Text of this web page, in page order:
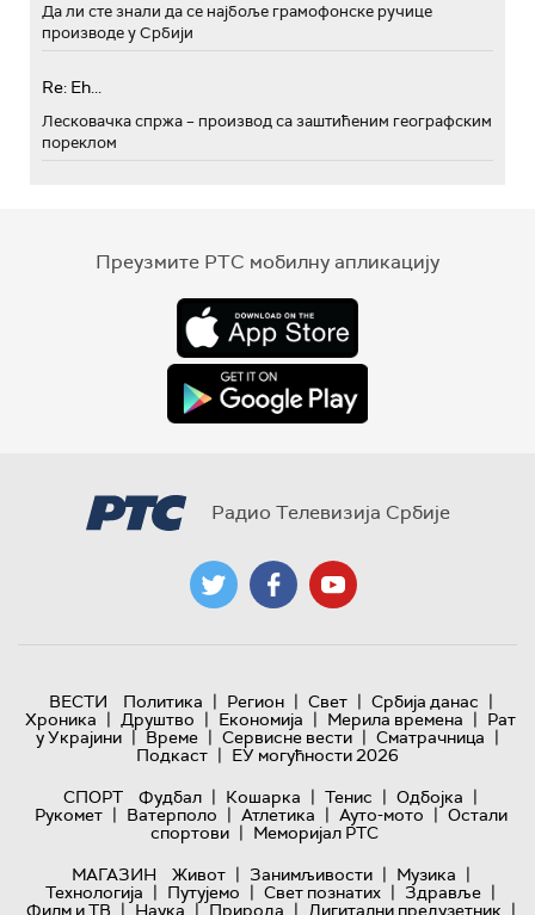
Да ли сте знали да се најбоље грамофонске ручице
производе у Србији
Re: Eh...
Лесковачка спржа – производ са заштићеним географским
пореклом
Преузмите РТС мобилну апликацију
Радио Телевизија Србије
ВЕСТИ Политика | Регион | Свет | Србија данас |
Хроника | Друштво | Економија | Мерила времена | Рат
у Украјини | Време | Сервисне вести | Сматрачница |
Подкаст | ЕУ могућности 2026
СПОРТ
Фудбал | Кошарка | Тенис | Одбојка |
Рукомет | Ватерполо | Атлетика | Ауто-мото | Остали
спортови | Меморијал РТС
МАГАЗИН
Живот | Занимљивости | Музика |
Технологијa | Путујемо | Свет познатих | Здравље |
Филм и ТВ Наука Природа Дигитални предузетник